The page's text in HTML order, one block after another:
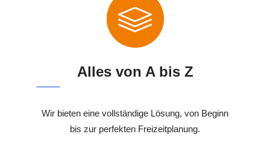
Alles von A bis Z
Wir bieten eine vollständige Lösung, von Beginn
bis zur perfekten Freizeitplanung.